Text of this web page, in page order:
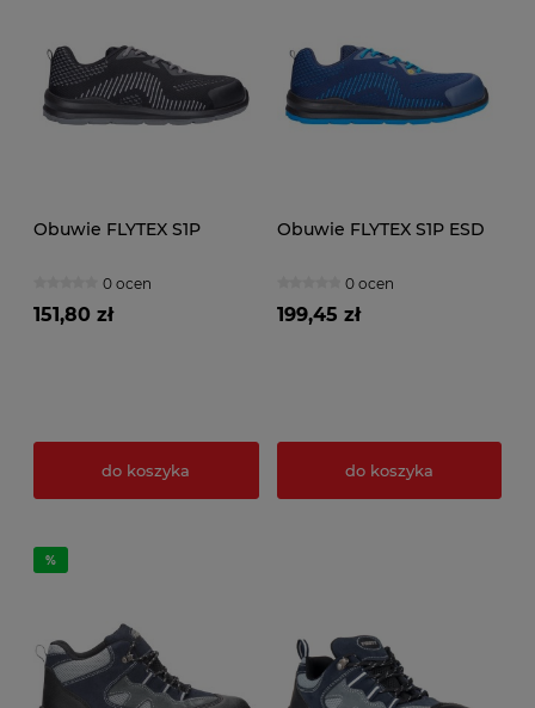
Obuwie FLYTEX S1P
0 ocen
151,80 zł
do koszyka
Obuwie FLYTEX S1P ESD
0 ocen
199,45 zł
do koszyka